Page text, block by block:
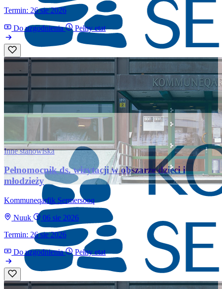
Termin: 26 sie 2026
Do uzgodnienia Pełny etat
Inne stanowiska
Pełnomocnik ds. wizytacji w obszarze dzieci i
młodzieży
Kommuneqarfik Sermersooq
Nuuk
06 sie 2026
Termin: 26 sie 2026
Do uzgodnienia Pełny etat